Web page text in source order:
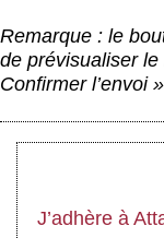
Remarque : le
de prévisualiser
Confirmer l’envoi
J’adhère à